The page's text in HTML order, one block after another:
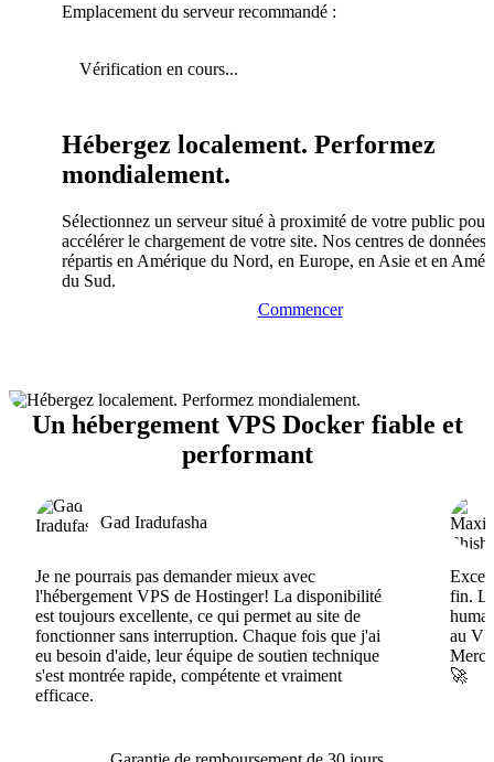
Emplacement du serveur recommandé :
Vérification en cours...
Hébergez localement. Performez
mondialement.
Sélectionnez un serveur situé à proximité de votre public pour
accélérer le chargement de votre site. Nos centres de données
répartis en Amérique du Nord, en Europe, en Asie et en
du Sud.
Commencer
Un hébergement VPS Docker fiable et
performant
Gad Iradufasha
Je ne pourrais pas demander mieux avec
l'hébergement VPS de Hostinger! La disponibilité
est toujours excellente, ce qui permet au site de
fonctionner sans interruption. Chaque fois que j'ai
eu besoin d'aide, leur équipe de soutien technique
s'est montrée rapide, compétente et vraiment
efficace.
fin.
au
Merci
🚀